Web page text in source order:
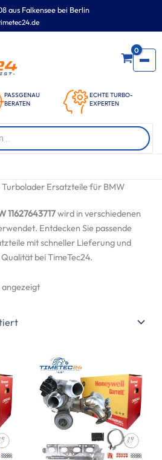
aus Falkensee bei Berlin
PASSGENAU
BERATEN
ECHTE TURBO-
EXPERTEN
0
Turbolader Ersatzteile für BMW
11627643717wird in verschiedenen
Entdecken Sie passende
mit schneller Lieferung und
bei TimeTec24.
angezeigtNach